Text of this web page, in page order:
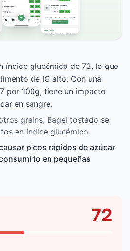
índice glucémico de 72, lo que
de IG alto. Con una
por 100g, tiene un impacto
en sangre.
grains, Bagel tostado se
en índice glucémico.
picos rápidos de azúcar
en pequeñas
72